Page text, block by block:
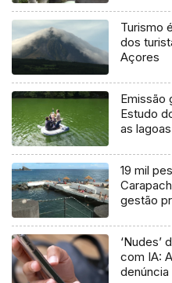
Turismo
dos
Açores
Emissão
Estudo
as
19 mil
gestão
‘Nudes’
com IA:
denúncia